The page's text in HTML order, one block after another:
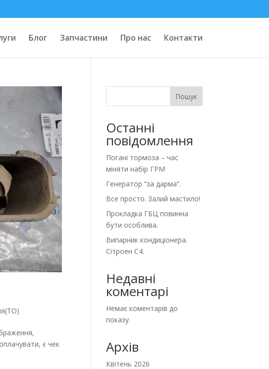
Блог Запчастини Про нас Контакти
є чек
Пошук
Останні
повідомлення
Погані тормоза – час
міняти набір ГРМ
Генератор “за дарма”.
Все просто. Залий мастило!
Прокладка ГБЦ повинна
бути особлива.
Випарник кондиціонера.
Сітроен С4.
Недавні
коментарі
Немає коментарів до
показу.
Архів
Квітень 2026